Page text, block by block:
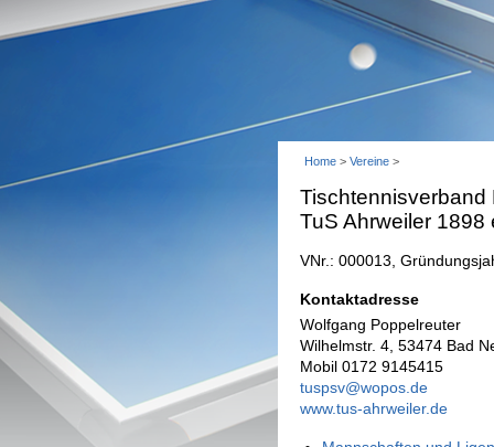
Home > Vereine >
Tischtennisverband
TuS Ahrweiler 1898
VNr.: 000013,
Kontaktadresse
Wolfgang Poppelreuter
Wilhelmstr. 4, 53474 Bad
Mobil 0172 9145415
tuspsv@wopos.de
www.tus-ahrweiler.de